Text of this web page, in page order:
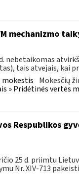
mechanizmo
nebetaikomas
tais atvejais, kai
mokestis Mokesčių
» Pridėtinės vertės
Respublikos
25 d. priimtu
Nr. XIV-713 pakeisti